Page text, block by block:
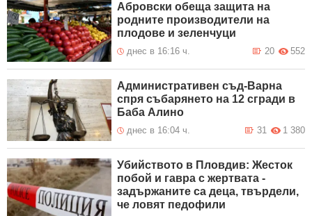
Абровски обеща защита на
родните производители на
плодове и зеленчуци
днес в 16:16 ч. 552
20
Административен съд-Варна
спря събарянето на 12 сгради в
Баба Алино
днес в 16:04 ч. 1 380
31
Убийството в Пловдив: Жесток
побой и гавра с жертвата -
задържаните са деца, твърдели,
че ловят педофили